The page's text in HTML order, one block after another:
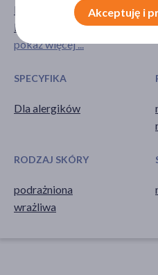
kolagen
kwas foliowy
pokaż więcej ...
SPECYFIKA
Dla alergików
RODZAJ SKÓRY
podrażniona
wrażliwa
Akceptuję i